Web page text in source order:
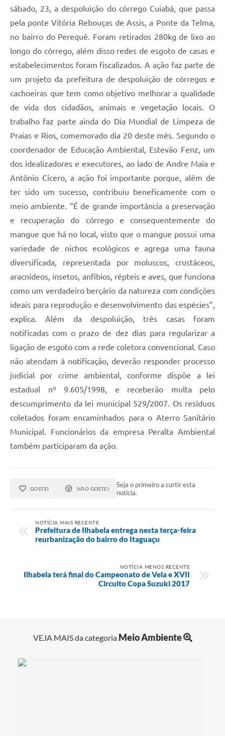
sábado, 23, a despoluição do córrego Cuiabá, que passa
pela ponte Vitória Rebouças de Assis, a Ponte da Telma,
no bairro do Perequê. Foram retirados 280kg de lixo ao
longo do córrego, além disso redes de esgoto de casas e
estabelecimentos foram fiscalizados. A ação faz parte de
um projeto da prefeitura de despoluição de córregos e
cachoeiras que tem como objetivo melhorar a qualidade
de vida dos cidadãos, animais e vegetação locais. O
trabalho faz parte ainda do Dia Mundial de Limpeza de
Praias e Rios, comemorado dia 20 deste mês. Segundo o
coordenador de Educação Ambiental, Estevão Fenz, um
dos idealizadores e executores, ao lado de Andre Maia e
Antônio Cícero, a ação foi importante porque, além de
ter sido um sucesso, contribuiu beneficamente com o
meio ambiente. “É de grande importância a preservação
e recuperação do córrego e consequentemente do
mangue que há no local, visto que o mangue possui uma
variedade de nichos ecológicos e agrega uma fauna
diversificada, representada por moluscos, crustáceos,
aracnídeos, insetos, anfíbios, répteis e aves, que funciona
como um verdadeiro berçário da natureza com condições
ideais para reprodução e desenvolvimento das espécies”,
explica. Além da despoluição, três casas foram
notificadas com o prazo de dez dias para regularizar a
ligação de esgoto com a rede coletora convencional. Caso
não atendam à notificação, deverão responder processo
judicial por crime ambiental, conforme dispõe a lei
estadual nº 9.605/1998, e receberão multa pelo
descumprimento da lei municipal 529/2007. Os resíduos
coletados foram encaminhados para o Aterro Sanitário
Municipal. Funcionários da empresa Peralta Ambiental
também participaram da ação.
GOSTEI NÃO GOSTEI
Seja o primeiro a curtir esta
notícia.
NOTÍCIA MAIS RECENTE
Prefeitura de Ilhabela entrega nesta terça-feira
reurbanização do bairro do Itaguaçu
NOTÍCIA MENOS RECENTE
Ilhabela terá final do Campeonato de Vela e XVII
Circuito Copa Suzuki 2017
VEJA MAIS da categoria Meio Ambiente